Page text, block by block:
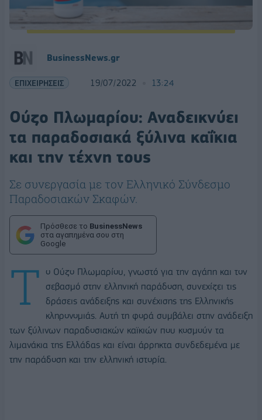
BusinessNews.gr
ΕΠΙΧΕΙΡΗΣΕΙΣ 19/07/2022 13:24
Ούζο Πλωμαρίου: Αναδεικνύει
τα παραδοσιακά ξύλινα καΐκια
και την τέχνη τους
Σε συνεργασία με τον Ελληνικό Σύνδεσμο
Παραδοσιακών Σκαφών.
Πρόσθεσε το BusinessNews
στα αγαπημένα σου στη
Google
Τ
ο Ούζο Πλωμαρίου, γνωστό για την αγάπη και τον
σεβασμό στην ελληνική παράδοση, συνεχίζει τις
δράσεις ανάδειξης και συνέχισης της Ελληνικής
κληρονομιάς. Αυτή τη φορά συμβάλει στην ανάδειξη
των ξύλινων παραδοσιακών καϊκιών που κοσμούν τα
λιμανάκια της Ελλάδας και είναι άρρηκτα συνδεδεμένα με
την παράδοση και την ελληνική ιστορία.